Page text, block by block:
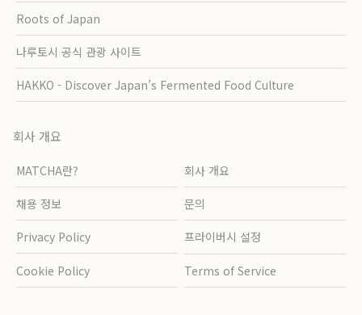
Roots of Japan
나루토시 공식 관광 사이트
HAKKO - Discover Japan’s Fermented Food Culture
회사 개요
MATCHA란? 회사 개요
채용 정보 문의
Privacy Policy 프라이버시 설정
Cookie Policy Terms of Service